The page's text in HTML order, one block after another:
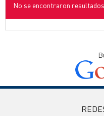
No se encontraron